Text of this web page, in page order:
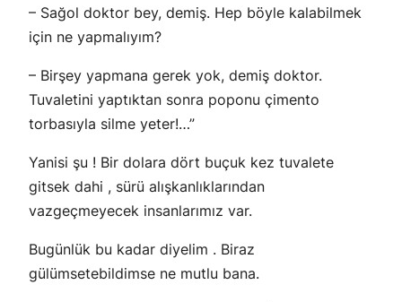
– Sağol doktor bey, demiş. Hep böyle kalabilmek
için ne yapmalıyım?
– Birşey yapmana gerek yok, demiş doktor.
Tuvaletini yaptıktan sonra poponu çimento
torbasıyla silme yeter!…”
Yanisi şu ! Bir dolara dört buçuk kez tuvalete
gitsek dahi , sürü alışkanlıklarından
vazgeçmeyecek insanlarımız var.
Bugünlük bu kadar diyelim . Biraz
gülümsetebildimse ne mutlu bana.